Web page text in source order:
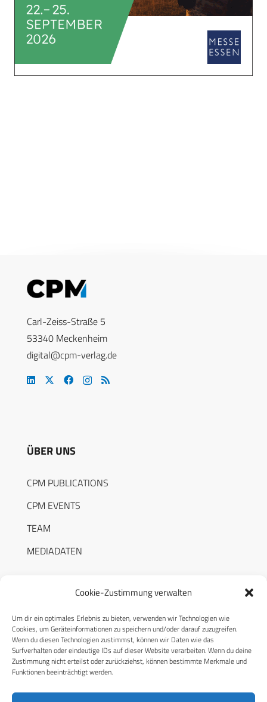
Cookie-Zustimmung verwalten
Um dir ein optimales Erlebnis zu bieten, verwenden wir Technologien wie
Cookies, um Geräteinformationen zu speichern und/oder darauf zuzugreifen.
Wenn du diesen Technologien zustimmst, können wir Daten wie das
Surfverhalten oder eindeutige IDs auf dieser Website verarbeiten. Wenn du deine
Zustimmung nicht erteilst oder zurückziehst, können bestimmte Merkmale und
Funktionen beeinträchtigt werden.
Carl-Zeiss-Straße 5
53340 Meckenheim
digital@cpm-verlag.de
ÜBER UNS
CPM PUBLICATIONS
CPM EVENTS
TEAM
MEDIADATEN
RECHTLICHES
Datenschutzerklärung
Cookie-Richtlinie (EU)